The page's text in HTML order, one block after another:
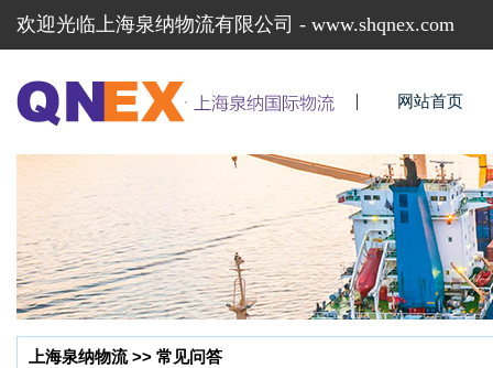
欢迎光临上海泉纳物流有限公司 - www.shqnex.com
网站首页
上海泉纳物流 >> 常见问答